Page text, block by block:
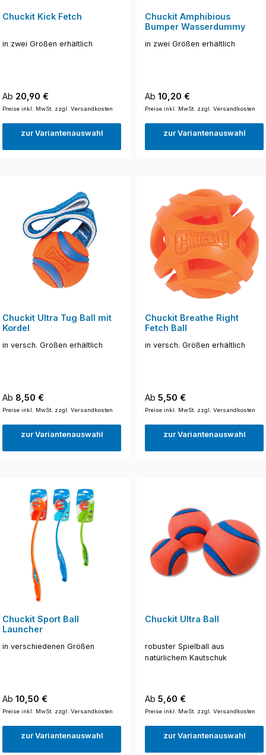
Chuckit Kick Fetch
in zwei Größen erhältlich
Regulärer Preis:
Ab 20,90 €
Preise inkl. MwSt. zzgl. Versandkosten
zur Variantenauswahl
Chuckit Amphibious
Bumper Wasserdummy
in zwei Größen erhältlich
Regulärer Preis:
Ab 10,20 €
Preise inkl. MwSt. zzgl. Versandkosten
zur Variantenauswahl
Chuckit Ultra Tug Ball mit
Kordel
in versch. Größen erhältlich
Regulärer Preis:
Ab 8,50 €
Preise inkl. MwSt. zzgl. Versandkosten
zur Variantenauswahl
Chuckit Breathe Right
Fetch Ball
in versch. Größen erhältlich
Regulärer Preis:
Ab 5,50 €
Preise inkl. MwSt. zzgl. Versandkosten
zur Variantenauswahl
Chuckit Sport Ball
Launcher
in verschiedenen Größen
Regulärer Preis:
Ab 10,50 €
Preise inkl. MwSt. zzgl. Versandkosten
zur Variantenauswahl
Chuckit Ultra Ball
robuster Spielball aus
natürlichem Kautschuk
Regulärer Preis:
Ab 5,60 €
Preise inkl. MwSt. zzgl. Versandkosten
zur Variantenauswahl